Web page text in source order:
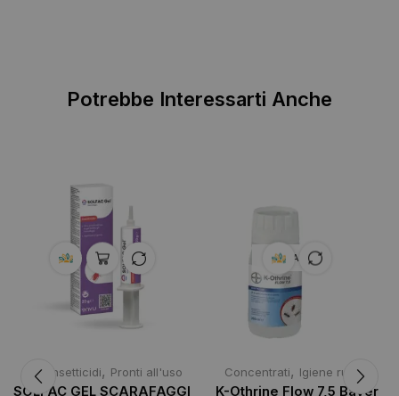
Potrebbe Interessarti Anche
Gel, Insetticidi, Pronti all'uso
SOLFAC GEL SCARAFAGGI
ESAURITO
Concentrati, Igiene rurale
K-Othrine Flow 7,5 Bayer